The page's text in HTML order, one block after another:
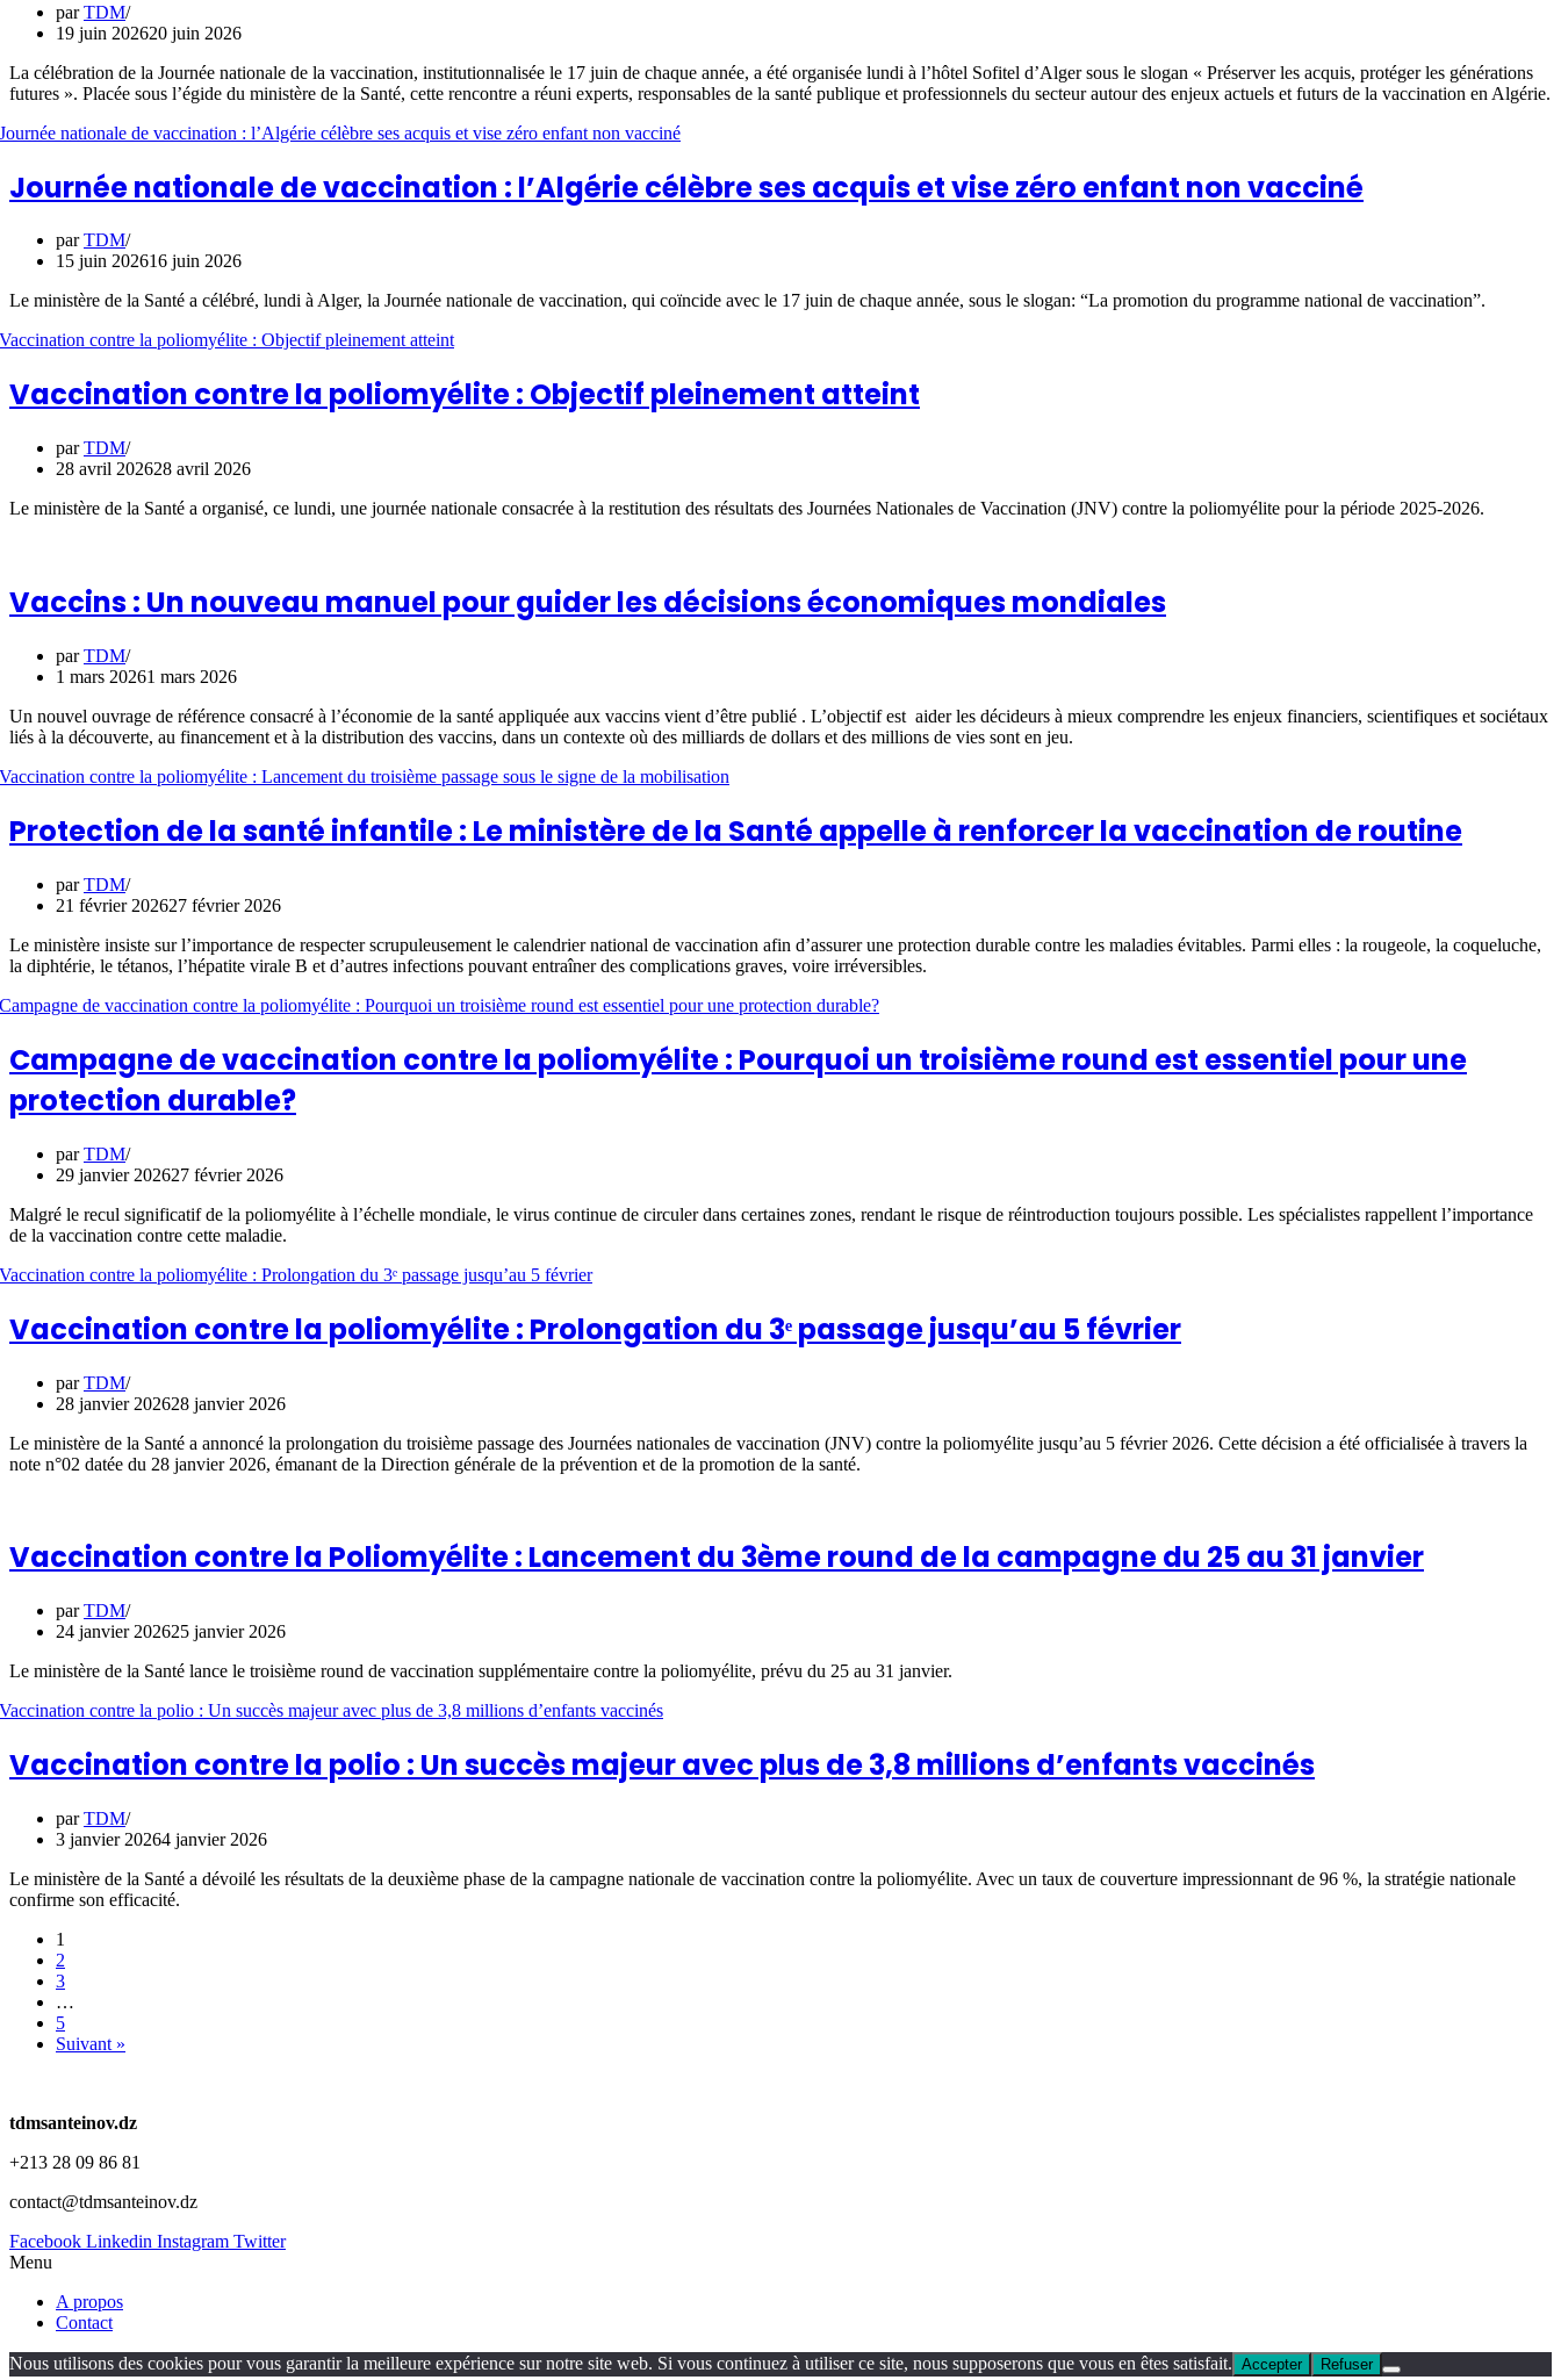
parTDM
19 juin 202620 juin 2026
La célébration de la Journée nationale de la vaccination, institutionnalisée le 17 juin de chaque année, a été organisée lundi à l’hôtel Sofitel d’Alger sous le slogan « Préserver les acquis, protéger les générations
futures ». Placée sous l’égide du ministère de la Santé, cette rencontre a réuni experts, responsables de la santé publique et professionnels du secteur autour des enjeux actuels et futurs de la vaccination en Algérie.
Journée nationale de vaccination : l’Algérie célèbre ses acquis et vise zéro enfant non vacciné
parTDM
15 juin 202616 juin 2026
Le ministère de la Santé a célébré, lundi à Alger, la Journée nationale de vaccination, qui coïncide avec le 17 juin de chaque année, sous le slogan: “La promotion du programme national de vaccination”.
Vaccination contre la poliomyélite : Objectif pleinement atteint
parTDM
28 avril 202628 avril 2026
Le ministère de la Santé a organisé, ce lundi, une journée nationale consacrée à la restitution des résultats des Journées Nationales de Vaccination (JNV) contre la poliomyélite pour la période 2025-2026.
Vaccins : Un nouveau manuel pour guider les décisions économiques mondiales
parTDM
1 mars 20261 mars 2026
Un nouvel ouvrage de référence consacré à l’économie de la santé appliquée aux vaccins vient d’être publié . L’objectif est aider les décideurs à mieux comprendre les enjeux financiers, scientifiques et sociétaux
liés à la découverte, au financement et à la distribution des vaccins, dans un contexte où des milliards de dollars et des millions de vies sont en jeu.
Protection de la santé infantile : Le ministère de la Santé appelle à renforcer la vaccination de routine
parTDM
21 février 202627 février 2026
Le ministère insiste sur l’importance de respecter scrupuleusement le calendrier national de vaccination afin d’assurer une protection durable contre les maladies évitables. Parmi elles : la rougeole, la coqueluche,
la diphtérie, le tétanos, l’hépatite virale B et d’autres infections pouvant entraîner des complications graves, voire irréversibles.
Campagne de vaccination contre la poliomyélite : Pourquoi un troisième round est essentiel pour une
protection durable?
parTDM
29 janvier 202627 février 2026
Malgré le recul significatif de la poliomyélite à l’échelle mondiale, le virus continue de circuler dans certaines zones, rendant le risque de réintroduction toujours possible. Les spécialistes rappellent l’importance
de la vaccination contre cette maladie.
Vaccination contre la poliomyélite : Prolongation du 3ᵉ passage jusqu’au 5 février
parTDM
28 janvier 202628 janvier 2026
Le ministère de la Santé a annoncé la prolongation du troisième passage des Journées nationales de vaccination (JNV) contre la poliomyélite jusqu’au 5 février 2026. Cette décision a été officialisée à travers la
note n°02 datée du 28 janvier 2026, émanant de la Direction générale de la prévention et de la promotion de la santé.
Vaccination contre la Poliomyélite : Lancement du 3ème round de la campagne du 25 au 31 janvier
parTDM
24 janvier 202625 janvier 2026
Le ministère de la Santé lance le troisième round de vaccination supplémentaire contre la poliomyélite, prévu du 25 au 31 janvier.
Vaccination contre la polio : Un succès majeur avec plus de 3,8 millions d’enfants vaccinés
parTDM
3 janvier 20264 janvier 2026
Le ministère de la Santé a dévoilé les résultats de la deuxième phase de la campagne nationale de vaccination contre la poliomyélite. Avec un taux de couverture impressionnant de 96 %, la stratégie nationale
confirme son efficacité.
1
2
3
…
5
Suivant »
tdmsanteinov.dz
+213 28 09 86 81
contact@tdmsanteinov.dz
Facebook Linkedin Instagram Twitter
Menu
A propos
Contact
Nous utilisons des cookies pour vous garantir la meilleure expérience sur notre site web. Si vous continuez à utiliser ce site, nous supposerons que vous en êtes satisfait. Accepter Refuser